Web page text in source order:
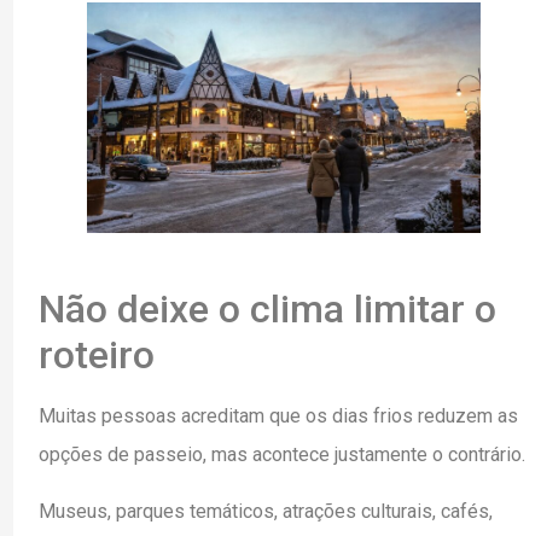
Não deixe o clima limitar o
roteiro
Muitas pessoas acreditam que os dias frios reduzem as
opções de passeio, mas acontece justamente o contrário.
Museus, parques temáticos, atrações culturais, cafés,